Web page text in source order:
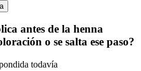
antes de la henna
o se salta ese paso?
todavía